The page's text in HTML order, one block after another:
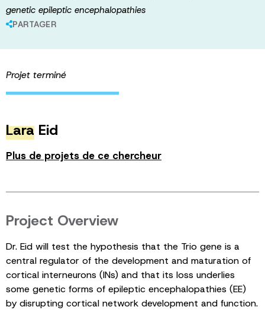
genetic epileptic encephalopathies
PARTAGER
Projet terminé
Lara Eid
Plus de projets de ce chercheur
Project Overview
Dr. Eid will test the hypothesis that the Trio gene is a
central regulator of the development and maturation of
cortical interneurons (INs) and that its loss underlies
some genetic forms of epileptic encephalopathies (EE)
by disrupting cortical network development and function.